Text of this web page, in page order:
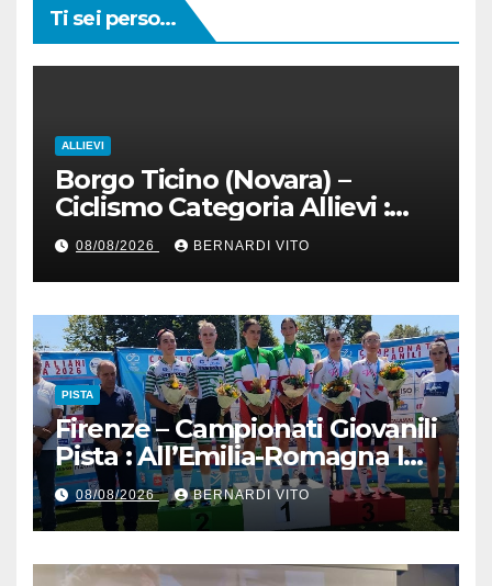
Ti sei perso...
ALLIEVI
Borgo Ticino (Novara) –
Ciclismo Categoria Allievi :
Domenica 9 Agosto
08/08/2026 BERNARDI VITO
PISTA
Firenze – Campionati Giovanili
Pista : All’Emilia-Romagna la
Maglia Tricolore Madison
“Donne Allieve”
08/08/2026 BERNARDI VITO